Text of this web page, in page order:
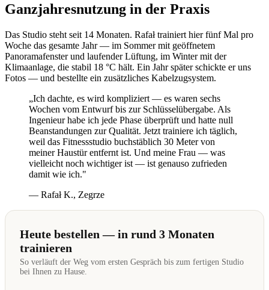
Ganzjahresnutzung in der Praxis
Das Studio steht seit 14 Monaten. Rafał trainiert hier fünf Mal pro
Woche das gesamte Jahr — im Sommer mit geöffnetem
Panoramafenster und laufender Lüftung, im Winter mit der
Klimaanlage, die stabil 18 °C hält. Ein Jahr später schickte er uns
Fotos — und bestellte ein zusätzliches Kabelzugsystem.
„Ich dachte, es wird kompliziert — es waren sechs
Wochen vom Entwurf bis zur Schlüsselübergabe. Als
Ingenieur habe ich jede Phase überprüft und hatte null
Beanstandungen zur Qualität. Jetzt trainiere ich täglich,
weil das Fitnessstudio buchstäblich 30 Meter von
meiner Haustür entfernt ist. Und meine Frau — was
vielleicht noch wichtiger ist — ist genauso zufrieden
damit wie ich."
— Rafał K., Zegrze
Heute bestellen — in rund 3 Monaten
trainieren
So verläuft der Weg vom ersten Gespräch bis zum fertigen Studio
bei Ihnen zu Hause.